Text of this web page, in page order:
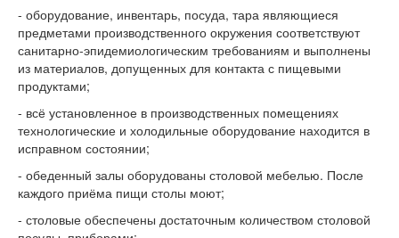
- оборудование, инвентарь, посуда, тара являющиеся
предметами производственного окружения соответствуют
санитарно-эпидемиологическим требованиям и выполнены
из материалов, допущенных для контакта с пищевыми
продуктами;
- всё установленное в производственных помещениях
технологические и холодильные оборудование находится в
исправном состоянии;
- обеденный залы оборудованы столовой мебелью. После
каждого приёма пищи столы моют;
- столовые обеспечены достаточным количеством столовой